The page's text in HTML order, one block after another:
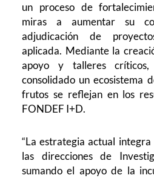
un proceso de
miras a aumentar su
adjudicación de
aplicada. Mediante la
apoyo y talleres
consolidado un ecosistema
frutos se reflejan en los
FONDEF I+D.
“La estrategia actual
las direcciones de
sumando el apoyo de la